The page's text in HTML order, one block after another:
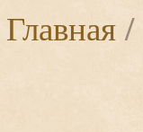
Главная/